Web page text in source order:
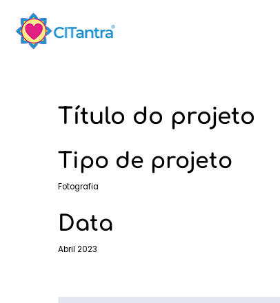
Título do projeto
Tipo de projeto
Fotografia
Data
Abril 2023